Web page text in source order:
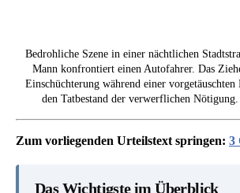
Bedrohliche Szene in einer nächtlichen
Mann konfrontiert einen Autofahrer. Das
Einschüchterung während einer
den Tatbestand der verwerflichen
Zum vorliegenden Urteilstext springen: 3
Das Wichtigste im Überblick